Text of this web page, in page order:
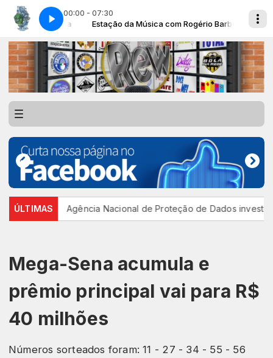
00:00 - 07:30
Barbosa Estação da Música com Rogério Barbosa
DALL - SOL DE FAROL
ÚLTIMASAgência Nacional de Proteção de Dados investiga
Mega-Sena acumula e
prêmio principal vai para R$
40 milhões
Números sorteados foram: 11 - 27 - 34 - 55 - 56